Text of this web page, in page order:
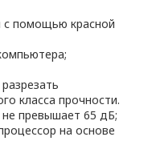
помощью красной
класса прочности.
превышает 65 дБ;
на основе